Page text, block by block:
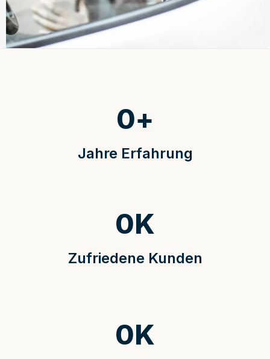
Jahre Erfahrung
0+
Zufriedene Kunden
0K
0K